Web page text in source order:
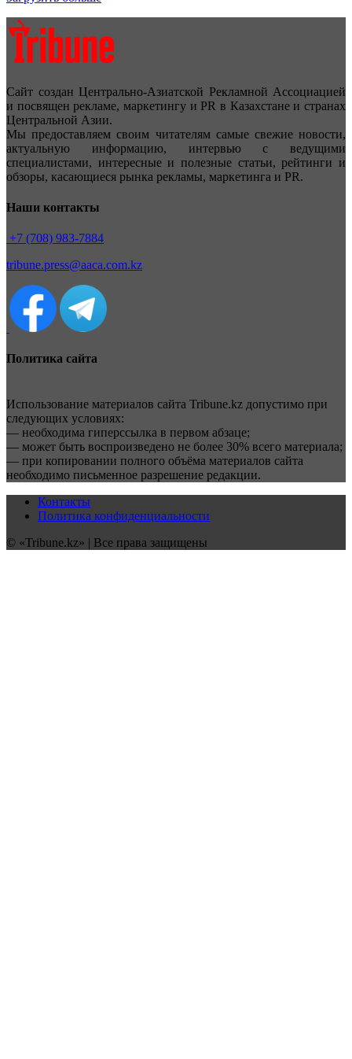
Сайт создан Центрально-Азиатской Рекламной Ассоциацией
и посвящен рекламе, маркетингу и PR в Казахстане и странах
Центральной Азии.
Мы предоставляем своим читателям самые свежие новости,
актуальную информацию, интервью с ведущими
специалистами, интересные и полезные статьи, рейтинги и
обзоры, касающиеся рынка рекламы, маркетинга и PR.
Наши контакты
+7 (708) 983-7884
tribune.press@aaca.com.kz
Политика сайта
Использование материалов сайта Tribune.kz допустимо при
следующих условиях:
— необходима гиперссылка в первом абзаце;
— может быть воспроизведено не более 30% всего материала;
— при копировании полного объёма материалов сайта
необходимо письменное разрешение редакции.
Контакты
Политика конфиденциальности
© «Tribune.kz» | Все права защищены